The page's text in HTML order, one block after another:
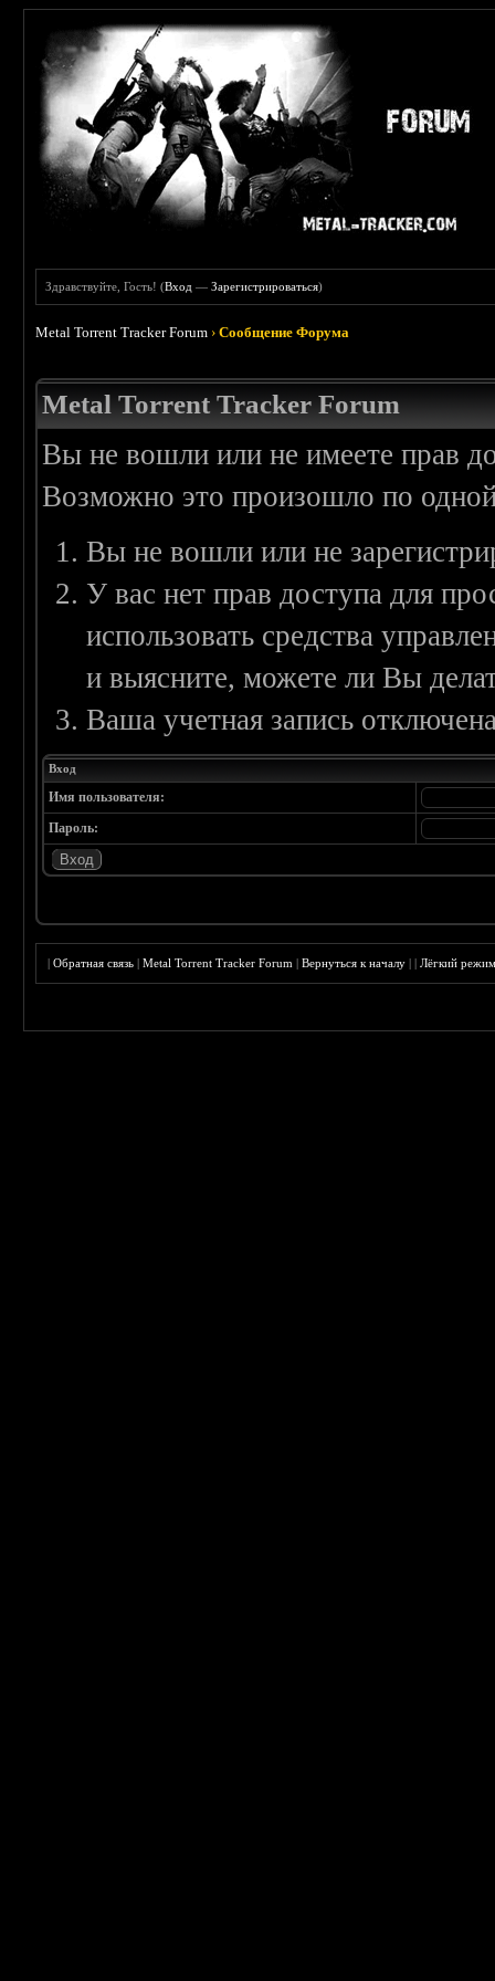
Здравствуйте, Гость! (Вход —Зарегистрироваться)
Metal Torrent Tracker Forum ›Сообщение Форума
Metal Torrent Tracker Forum
Вы не вошли или не имеете прав
Возможно это произошло по
Вы не вошли или не
У вас нет прав доступа для
использовать средства
и выясните, можете ли Вы
Ваша учетная запись
Вход
Имя пользователя:
Пароль:
|Обратная связь |Metal Torrent Tracker Forum |Вернуться к началу ||Лёгкий